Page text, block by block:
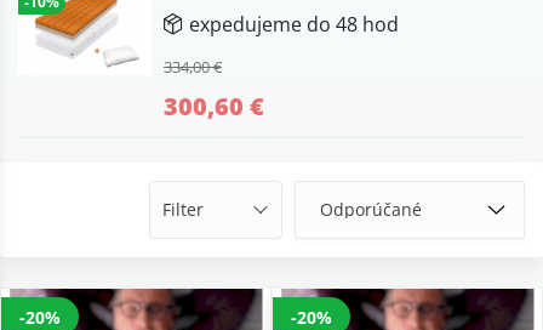
expedujeme do 48 hod
334,00 €
300,60 €
Filter
-20% -20%